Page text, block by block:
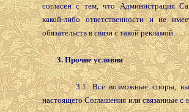
согласен с тем, что Администрация
какой-либо ответственности и не
обязательств в связи с такой рекламой.
3. Прочие условия
3.1. Все возможные споры,
настоящего Соглашения или связанные с